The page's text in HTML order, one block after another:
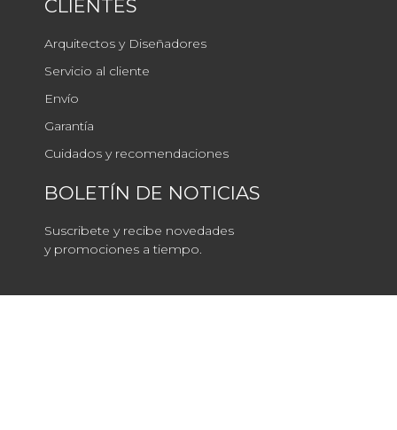
CLIENTES
Arquitectos y Diseñadores
Servicio al cliente
Envío
Garantía
Cuidados y recomendaciones
BOLETÍN DE NOTICIAS
Suscribete y recibe novedades
y promociones a tiempo.